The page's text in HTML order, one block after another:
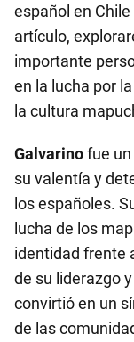
español en
artículo,
importante
en la lucha por
la cultura
Galvarinofue
su valentía y
los españoles.
lucha de los
identidad frente
de su liderazgo
convirtió en un
de las